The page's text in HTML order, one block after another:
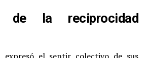
de la reciprocidad